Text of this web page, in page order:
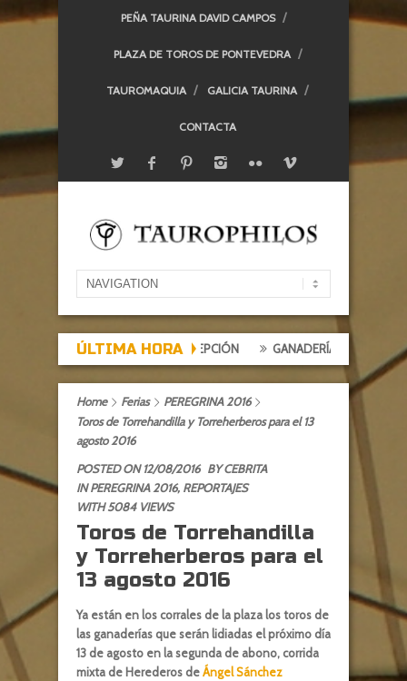
PEÑA TAURINA DAVID CAMPOS
PLAZA DE TOROS DE PONTEVEDRA
TAUROMAQUIA GALICIA TAURINA
CONTACTA
ÚLTIMA HORA
EXPECTACIÓN, TARDE DE DECEPCIÓN GANADERÍAS: ALCURRUCÉN
Home Ferias
PEREGRINA 2016
Toros de Torrehandilla y Torreherberos para el 13
agosto 2016
POSTED ON 12/08/2016 BYCEBRITA
INPEREGRINA 2016, REPORTAJES
WITH 5084 VIEWS
Toros de Torrehandilla
y Torreherberos para el
13 agosto 2016
Ya están en los corrales de la plaza los toros de
las ganaderías que serán lidiadas el próximo día
13 de agosto en la segunda de abono, corrida
mixta de Herederos deÁngel Sánchez